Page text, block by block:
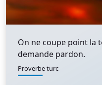
On ne coupe point la
demande pardon.
Proverbe turc